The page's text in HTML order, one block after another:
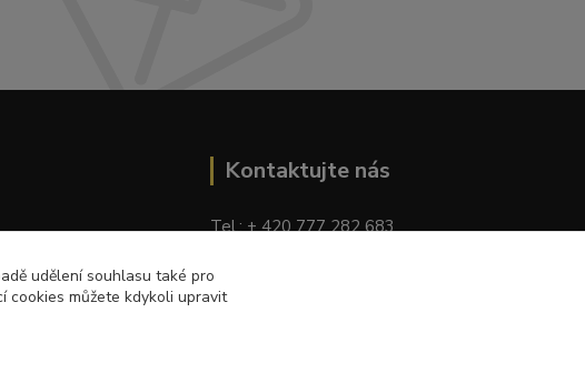
Kontaktujte nás
Tel.: + 420 777 282 683
udělení souhlasu také pro
cookies můžete kdykoli upravit